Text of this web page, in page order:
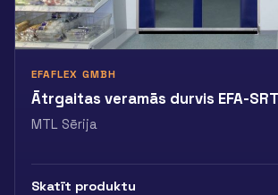
EFAFLEX GMBH
Ātrgaitas veramās durvis EFA-
MTL Sērija
Skatīt produktu